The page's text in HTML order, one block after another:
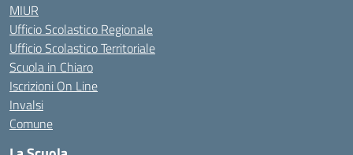
MIUR
Ufficio Scolastico Regionale
Ufficio Scolastico Territoriale
Scuola in Chiaro
Iscrizioni On Line
Invalsi
Comune